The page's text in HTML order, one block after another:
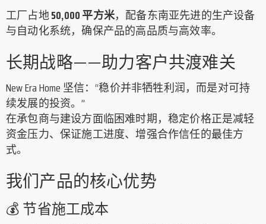
工厂占地50,000 平方米，配备东南亚先进的生产设备
与自动化系统，确保产品的高品质与高效率。
长期战略——助力客户共渡难关
New Era Home 坚信：“稳价并非牺牲利润，而是对可持
续发展的投资。”
在承包商与建设方面临困难时期，稳定价格正是减轻
资金压力、保证施工进度、增强合作信任的最佳方
式。
我们产品的核心优势
💰 节省施工成本